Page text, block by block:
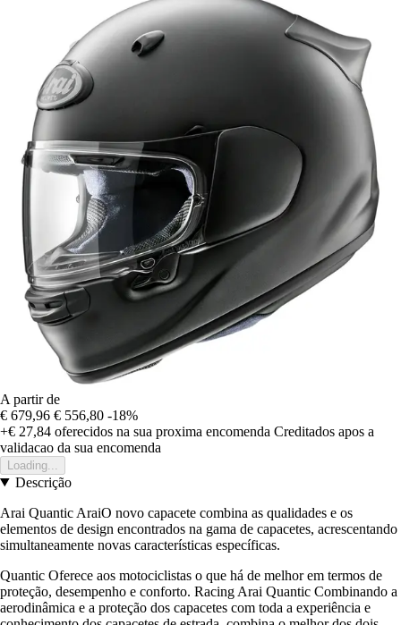
A partir de
€ 679,96 € 556,80 -18%
+€ 27,84 oferecidos na sua proxima encomenda Creditados apos a
validacao da sua encomenda
Loading...
Descrição
Arai Quantic AraiO novo capacete combina as qualidades e os
elementos de design encontrados na gama de capacetes, acrescentando
simultaneamente novas características específicas.
Quantic Oferece aos motociclistas o que há de melhor em termos de
proteção, desempenho e conforto. Racing Arai Quantic Combinando a
aerodinâmica e a proteção dos capacetes com toda a experiência e